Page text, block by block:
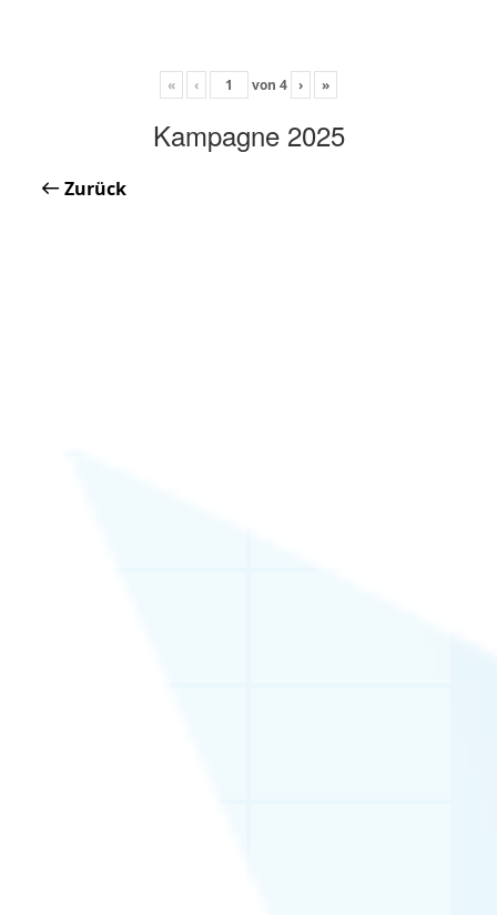
« ‹ von 4 › »
Kampagne 2025
Zurück